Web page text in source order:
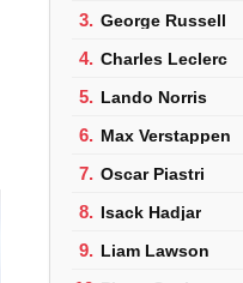
3. George Russell
4. Charles Leclerc
5. Lando Norris
6. Max Verstappen
7. Oscar Piastri
8. Isack Hadjar
9. Liam Lawson